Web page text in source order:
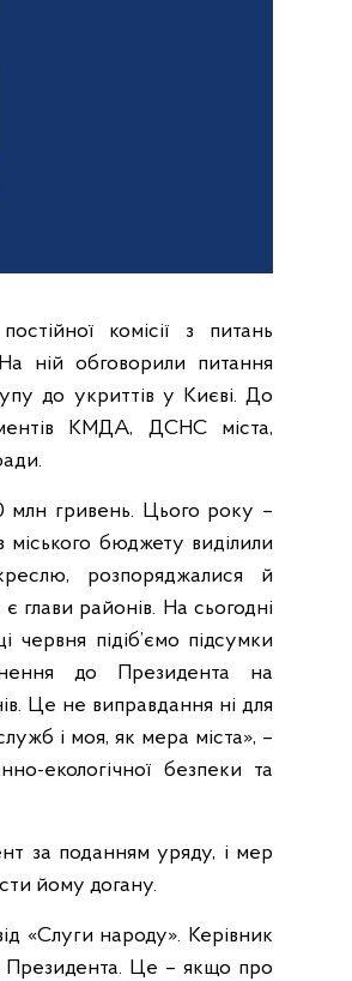
комісії з питань
ній обговорили питання
до укриттів у Києві. До
КМДА, ДСНС міста,
млн гривень. Цього року –
міського бюджету виділили
розпоряджалися й
глави районів. На сьогодні
червня підіб’ємо підсумки
до Президента на
Це не виправдання ні для
і моя, як мера міста», –
екологічної безпеки та
за поданням уряду, і мер
йому догану.
«Слуги народу». Керівник
Президента. Це – якщо про